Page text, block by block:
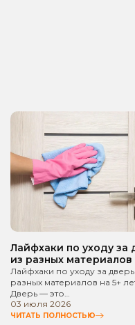
Лайфхаки по уходу за
из разных материалов
службы
Лайфхаки по уходу за
разных материалов на 5+
Дверь — это…
03 июля 2026
ЧИТАТЬ ПОЛНОСТЬЮ